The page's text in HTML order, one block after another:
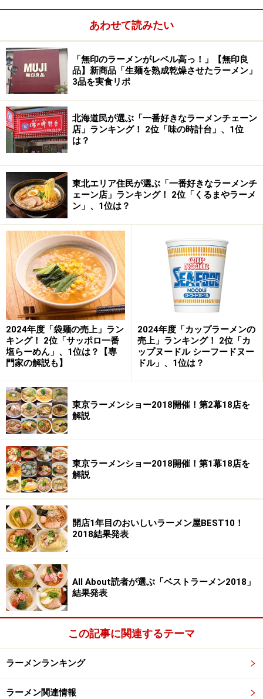
私にとっての名所旧跡
胡椒が最初からたっぷり入っているのもユニーク。正直
言ってランキングで上位に推すようなラーメンではない
かもしれない。しかしながら、私にとっての「味のある
ラーメン」はまさにこういうラーメンである。地元の推
薦者に感謝したい。そして、こういうラーメンとの出会
いを求めて全国を食べ歩きをしているようなものでもあ
る。それとともに、長年やってきたお店では、ご主人の
人柄も滲み出てくる。そんな人柄に触れるに付け、旅も
また楽しいのである。名所旧跡を見ることよりも昔なが
らのラーメン店に行くことの方が私に取っての何よりの
「観光」なのだ。
【DATA】店名：味屋 住所:岡山県高梁市本町74
TEL:0866-22-2568 営業時間:11:00-1:30 休日:火曜
メニュー:ラーメン450 わかめラーメン550 みそラー
メン550 他
-----------------------------------------
■ここに行った次の週も地方に行っている（土曜深
夜）。→→→
■ここに行った次の週も地方に行っている（日曜朝
一）。→→→
■中国地方のラーメン情報はこちらを参照。→→→
※記事内容は執筆時点のものです。最新の内容をご確認くださ
い。
※メニューや料金などのデータは、取材時または記事公開時点で
の内容です。
あわせて読みたい
「無印のラーメンがレベル高っ！」【無印良
品】新商品「生麺を熟成乾燥させたラーメン」
3品を実食リポ
北海道民が選ぶ「一番好きなラーメンチェーン
店」ランキング！ 2位「味の時計台」、1位
は？
東北エリア住民が選ぶ「一番好きなラーメンチ
ェーン店」ランキング！ 2位「くるまやラーメ
ン」、1位は？
2024年度「袋麺の売上」ラン
キング！ 2位「サッポロ一番
塩らーめん」、1位は？【専
門家の解説も】
2024年度「カップラーメンの
売上」ランキング！ 2位「カ
ップヌードル シーフードヌー
ドル」、1位は？
東京ラーメンショー2018開催！第2幕18店を
解説
東京ラーメンショー2018開催！第1幕18店を
解説
開店1年目のおいしいラーメン屋BEST10！
2018結果発表
All About読者が選ぶ「ベストラーメン2018」
結果発表
この記事に関連するテーマ
ラーメンランキング
ラーメン関連情報